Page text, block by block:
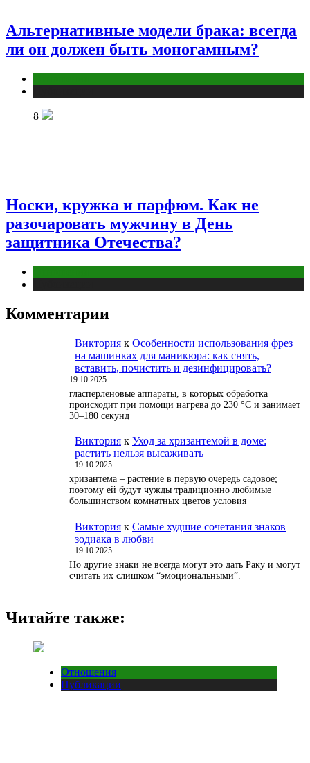
Альтернативные модели брака: всегда
ли он должен быть моногамным?
8
Носки, кружка и парфюм. Как не
разочаровать мужчину в День
защитника Отечества?
Комментарии
Виктория к Особенности использования фрез
на машинках для маникюра: как снять,
вставить, почистить и дезинфицировать?
19.10.2025
гласперленовые аппараты, в которых обработка
происходит при помощи нагрева до 230 °С и занимает
30–180 секунд
Виктория к Уход за хризантемой в доме:
растить нельзя высаживать
19.10.2025
хризантема – растение в первую очередь садовое;
поэтому ей будут чужды традиционно любимые
большинством комнатных цветов условия
Виктория к Самые худшие сочетания знаков
зодиака в любви
19.10.2025
Но другие знаки не всегда могут это дать Раку и могут
считать их слишком “эмоциональными”.
Читайте также:
Отношения
Публикации